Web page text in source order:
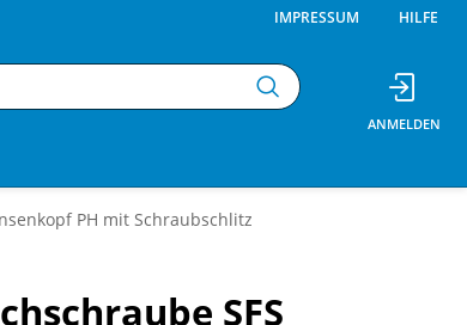
IMPRESSUM HILFE
PH mit Schraubschlitz
SFS